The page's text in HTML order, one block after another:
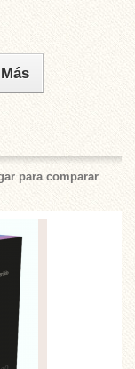
Más
para comparar